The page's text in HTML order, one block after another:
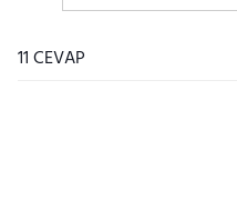
11 CEVAP